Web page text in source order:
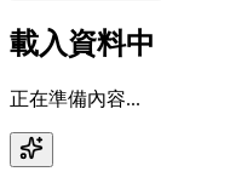
載入資料中
正在準備內容...